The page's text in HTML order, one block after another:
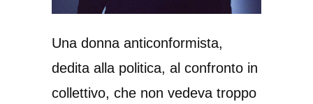
Una donna anticonformista,
dedita alla politica, al confronto in
collettivo, che non vedeva troppo